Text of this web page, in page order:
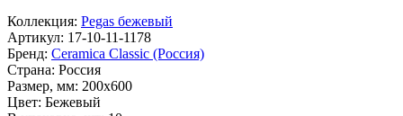
Коллекция: Pegas бежевый
Артикул: 17-10-11-1178
Бренд: Ceramica Classic (Россия)
Страна: Россия
Размер, мм: 200x600
Цвет: Бежевый